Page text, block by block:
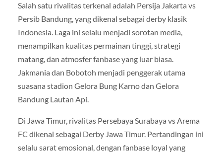
Salah satu rivalitas terkenal adalah Persija Jakarta vs
Persib Bandung, yang dikenal sebagai derby klasik
Indonesia. Laga ini selalu menjadi sorotan media,
menampilkan kualitas permainan tinggi, strategi
matang, dan atmosfer fanbase yang luar biasa.
Jakmania dan Bobotoh menjadi penggerak utama
suasana stadion Gelora Bung Karno dan Gelora
Bandung Lautan Api.
Di Jawa Timur, rivalitas Persebaya Surabaya vs Arema
FC dikenal sebagai Derby Jawa Timur. Pertandingan ini
selalu sarat emosional, dengan fanbase loyal yang